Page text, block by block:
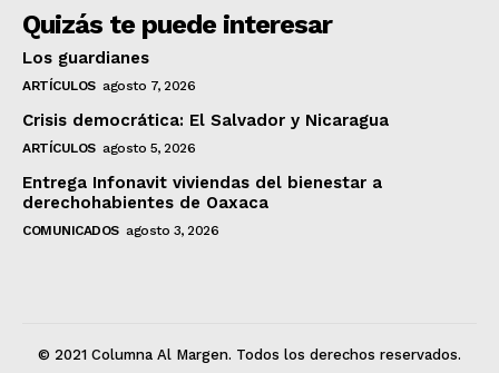
Quizás te puede interesar
Los guardianes
ARTÍCULOS agosto 7, 2026
Crisis democrática: El Salvador y Nicaragua
ARTÍCULOS agosto 5, 2026
Entrega Infonavit viviendas del bienestar a
derechohabientes de Oaxaca
COMUNICADOS agosto 3, 2026
© 2021 Columna Al Margen. Todos los derechos reservados.